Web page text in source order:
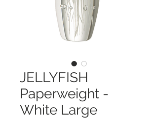
JELLYFISH
Paperweight -
White Large